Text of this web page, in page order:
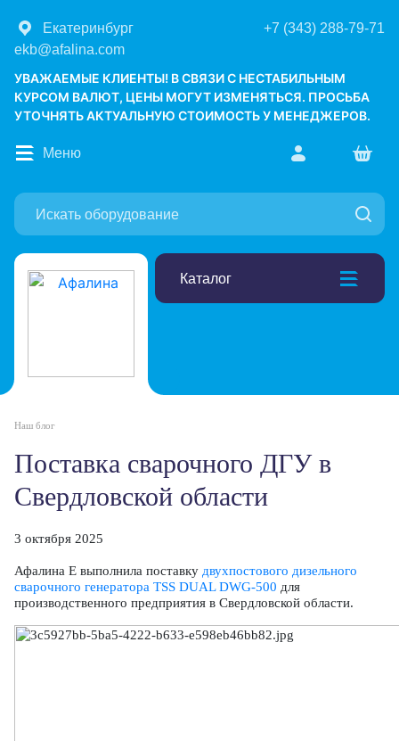
Екатеринбург
+7 (343) 288-79-71
ekb@afalina.com
УВАЖАЕМЫЕ КЛИЕНТЫ! В СВЯЗИ С НЕСТАБИЛЬНЫМ
КУРСОМ ВАЛЮТ, ЦЕНЫ МОГУТ ИЗМЕНЯТЬСЯ. ПРОСЬБА
УТОЧНЯТЬ АКТУАЛЬНУЮ СТОИМОСТЬ У МЕНЕДЖЕРОВ.
Каталог
Меню
Наш блог
Поставка сварочного ДГУ в
Свердловской области
3 октября 2025
Афалина Е выполнила поставку двухпостового дизельного
сварочного генератора TSS DUAL DWG-500 для
производственного предприятия в Свердловской области.